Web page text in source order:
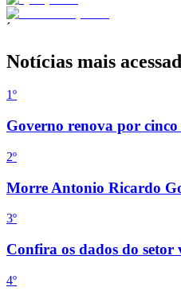
´
Notícias mais
1º
Governo renova por
2º
Morre Antonio Ricardo
3º
Confira os dados do
4º